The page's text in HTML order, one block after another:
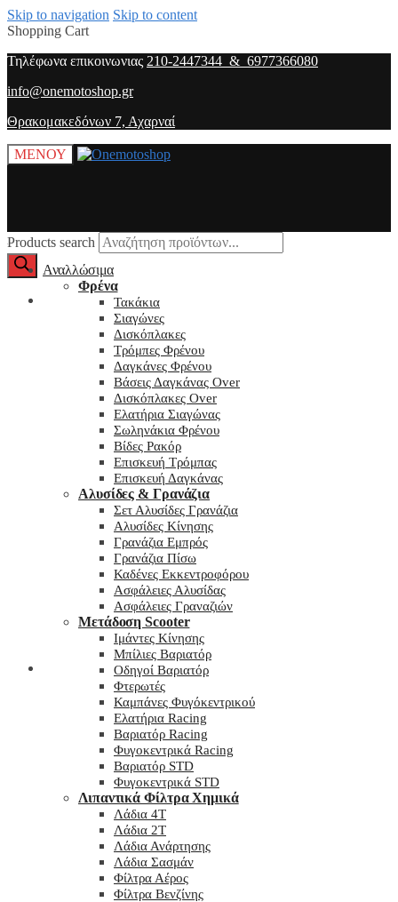
Skip to navigation Skip to content
Shopping Cart
Τηλέφωνα επικοινωνιας 210-2447344 & 6977366080
info@onemotoshop.gr
Θρακομακεδόνων 7, Αχαρναί
ΜΕΝΟΥ
Products search
O λογαριασμός μου
My wishlist
Αναλλώσιμα
Φρένα
Τακάκια
Σιαγώνες
Δισκόπλακες
Τρόμπες Φρένου
Δαγκάνες Φρένου
Βάσεις Δαγκάνας Over
Δισκόπλακες Over
Ελατήρια Σιαγώνας
Σωληνάκια Φρένου
Βίδες Ρακόρ
Επισκευή Τρόμπας
Επισκευή Δαγκάνας
Αλυσίδες & Γρανάζια
Σετ Αλυσίδες Γρανάζια
Αλυσίδες Κίνησης
Γρανάζια Εμπρός
Γρανάζια Πίσω
Καδένες Εκκεντροφόρου
Ασφάλειες Αλυσίδας
Ασφάλειες Γραναζιών
Μετάδοση Scooter
Ιμάντες Κίνησης
Μπίλιες Βαριατόρ
Οδηγοί Βαριατόρ
Φτερωτές
Καμπάνες Φυγόκεντρικού
Ελατήρια Racing
Βαριατόρ Racing
Φυγοκεντρικά Racing
Βαριατόρ STD
Φυγοκεντρικά STD
Λιπαντικά Φίλτρα Χημικά
Λάδια 4T
Λάδια 2T
Λάδια Ανάρτησης
Λάδια Σασμάν
Φίλτρα Αέρος
Φίλτρα Βενζίνης